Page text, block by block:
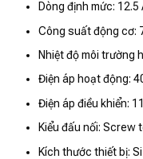
Dòng định mức: 12.5
Công suất động cơ:
Nhiệt độ môi trường
Điện áp hoạt động:
Điện áp điều khiển:
Kiểu đấu nối: Screw
Kích thước thiết bị: